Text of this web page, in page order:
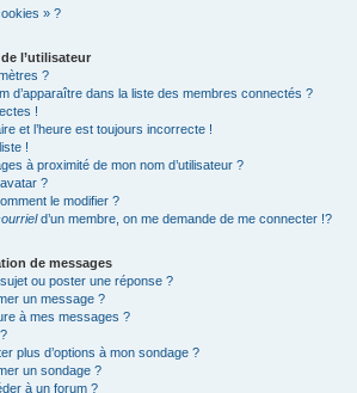
» ?
l’utilisateur
?
d’apparaître dans la liste des membres connectés ?
!
et l’heure est toujours incorrecte !
!
à proximité de mon nom d’utilisateur ?
?
le modifier ?
d’un membre, on me demande de me connecter !?
de messages
ou poster une réponse ?
un message ?
à mes messages ?
plus d’options à mon sondage ?
un sondage ?
à un forum ?